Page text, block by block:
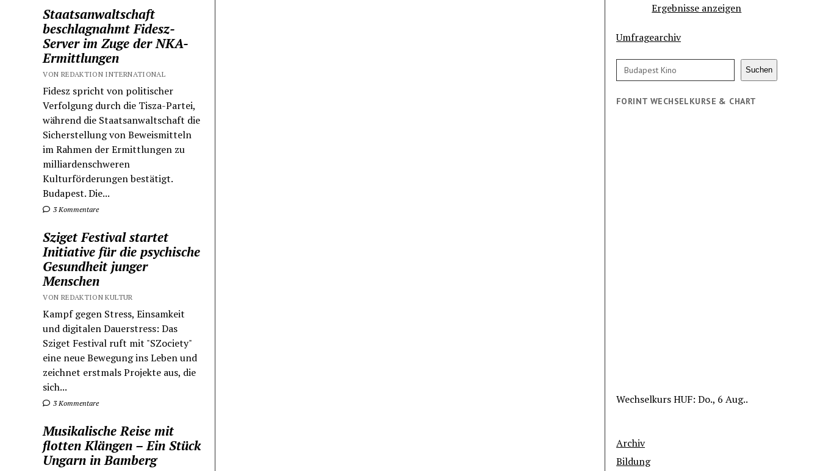
Staatsanwaltschaft
beschlagnahmt Fidesz-
Server im Zuge der NKA-
Ermittlungen
VON REDAKTION INTERNATIONAL
Fidesz spricht von politischer
Verfolgung durch die Tisza-Partei,
während die Staatsanwaltschaft die
Sicherstellung von Beweismitteln
im Rahmen der Ermittlungen zu
milliardenschweren
Kulturförderungen bestätigt.
Budapest. Die...
3 Kommentare
Sziget Festival startet
Initiative für die psychische
Gesundheit junger
Menschen
VON REDAKTION KULTUR
Kampf gegen Stress, Einsamkeit
und digitalen Dauerstress: Das
Sziget Festival ruft mit "SZociety"
eine neue Bewegung ins Leben und
zeichnet erstmals Projekte aus, die
sich...
3 Kommentare
Musikalische Reise mit
flotten Klängen – Ein Stück
Ungarn in Bamberg
Ergebnisse anzeigen
Umfragearchiv
Suchen Suchen
FORINT WECHSELKURSE & CHART
WechselkursHUF: Do., 6 Aug..
Archiv
Bildung